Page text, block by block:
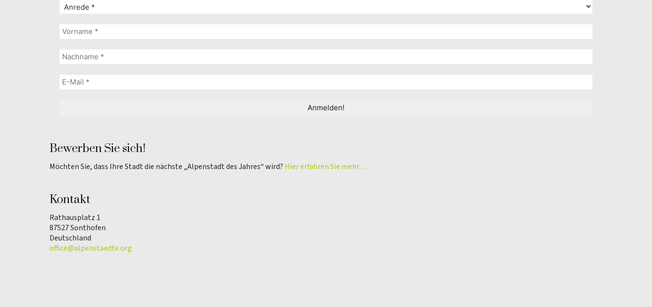
Bewerben Sie sich!
Möchten Sie, dass Ihre Stadt die nächste „Alpenstadt des Jahres“ wird? Hier erfahren Sie mehr…
Kontakt
Rathausplatz 1
87527 Sonthofen
Deutschland
office@alpenstaedte.org